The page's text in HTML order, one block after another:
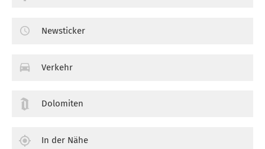
Newsticker
Verkehr
Dolomiten
In der Nähe